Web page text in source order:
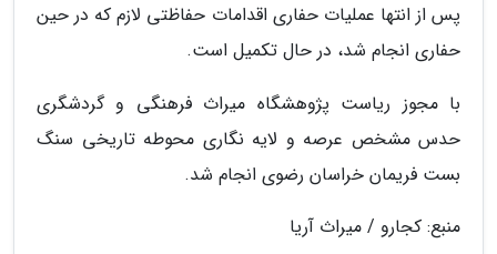
پس از انتها عملیات حفاری اقدامات حفاظتی لازم که در حین
حفاری انجام شد، در حال تکمیل است.
با مجوز ریاست پژوهشگاه میراث فرهنگی و گردشگری
حدس مشخص عرصه و لایه نگاری محوطه تاریخی سنگ
بست فریمان خراسان رضوی انجام شد.
منبع: کجارو / میراث آریا